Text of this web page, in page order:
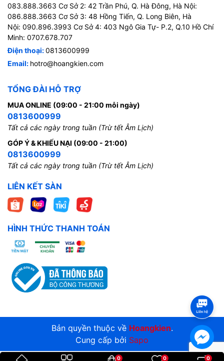
083.888.3663 Cơ Sở 2: 42 Trần Phú, Q. Hà Đông, Hà Nội:
086.888.3663 Cơ Sở 3: 48 Hồng Tiến, Q. Long Biên, Hà
Nội: 090.896.3993 Cơ Sở 4: 403 Ngô Gia Tự- P.2, Q.10 Hồ Chí
Minh: 0707.678.707
Điện thoại:0813600999
Email: hotro@hoangkien.com
TỔNG ĐÀI HỖ TRỢ
MUA ONLINE (09:00 - 21:00 mỗi ngày)
0813600999
Tất cả các ngày trong tuần (Trừ tết Âm Lịch)
GÓP Ý & KHIẾU NẠI (09:00 - 21:00)
0813600999
Tất cả các ngày trong tuần (Trừ tết Âm Lịch)
LIÊN KẾT SÀN
HÌNH THỨC THANH TOÁN
Bản quyền thuộc về Hoangkien.
Cung cấp bởi Sapo
0 0 0